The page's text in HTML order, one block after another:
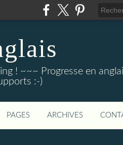
! ~~~ Progresse en
:-)
PAGES ARCHIVES